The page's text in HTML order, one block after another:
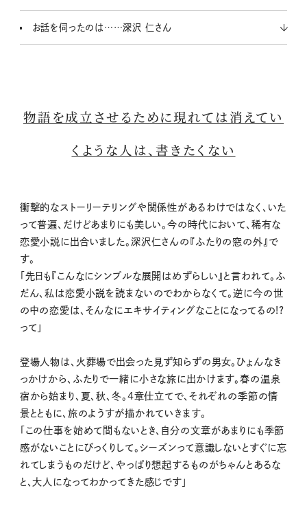
お話を伺ったのは……深沢 仁さん
物語を成立させるために現れては消えてい
くような人は、書きたくない
衝撃的なストーリーテリングや関係性があるわけではなく、いた
って普遍、だけどあまりにも美しい。今の時代において、稀有な
恋愛小説に出合いました。深沢仁さんの『ふたりの窓の外』で
す。
「先日も『こんなにシンプルな展開はめずらしい』と言われて。ふ
だん、私は恋愛小説を読まないのでわからなくて。逆に今の世
の中の恋愛は、そんなにエキサイティングなことになってるの!?
って」
登場人物は、火葬場で出会った見ず知らずの男女。ひょんなき
っかけから、ふたりで一緒に小さな旅に出かけます。春の温泉
宿から始まり、夏、秋、冬。4章仕立てで、それぞれの季節の情
景とともに、旅のようすが描かれていきます。
「この仕事を始めて間もないとき、自分の文章があまりにも季節
感がないことにびっくりして。シーズンって意識しないとすぐに忘
れてしまうものだけど、やっぱり想起するものがちゃんとあるな
と、大人になってわかってきた感じです」